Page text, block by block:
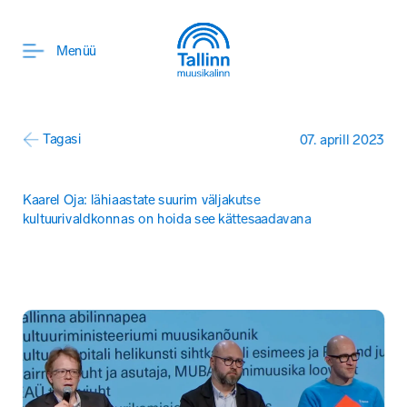
Menüü
07. aprill 2023
Tagasi
Kaarel Oja: lähiaastate suurim väljakutse
kultuurivaldkonnas on hoida see kättesaadavana